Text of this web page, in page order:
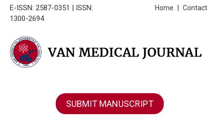
E-ISSN: 2587-0351 | ISSN:
1300-2694
Contact
Home
SUBMIT MANUSCRIPT